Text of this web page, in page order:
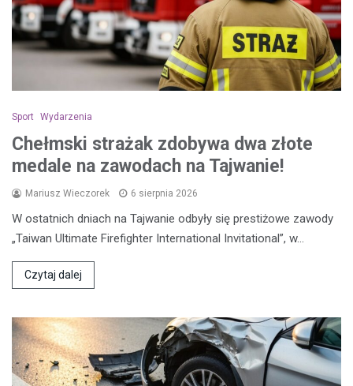
Sport Wydarzenia
Chełmski strażak zdobywa dwa złote
medale na zawodach na Tajwanie!
Mariusz Wieczorek 6 sierpnia 2026
W ostatnich dniach na Tajwanie odbyły się prestiżowe zawody
„Taiwan Ultimate Firefighter International Invitational”, w…
Czytaj dalej